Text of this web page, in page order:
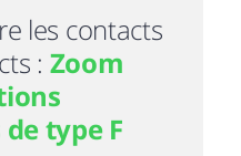
les contacts
: Zoom
type F